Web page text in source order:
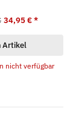
34,95 €*
Artikel
nicht verfügbar